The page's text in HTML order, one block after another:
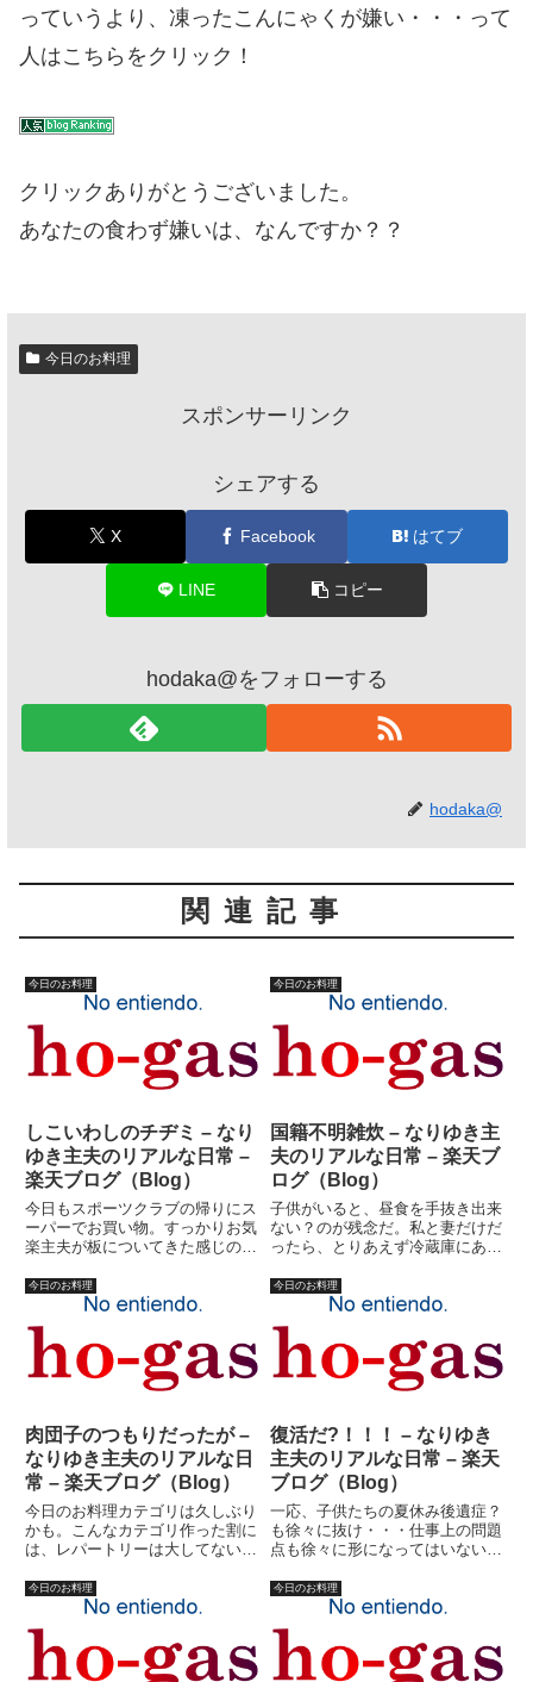
っていうより、凍ったこんにゃくが嫌い・・・って
人はこちらをクリック！
クリックありがとうございました。
あなたの食わず嫌いは、なんですか？？
今日のお料理
スポンサーリンク
シェアする
X Facebook はてブ
LINE コピー
hodaka@をフォローする
hodaka@
関連記事
今日のお料理
しこいわしのチヂミ – なり
ゆき主夫のリアルな日常 –
楽天ブログ（Blog）
今日もスポーツクラブの帰りにス
ーパーでお買い物。すっかりお気
楽主夫が板についてきた感じの今
のレパートリーは少ない。魚は苦
手だ。高いし。魚コーナーで買え
るものはサンマ、サバ、いわしな
ど。ようするに、焼魚しか出来
な...
今日のお料理
国籍不明雑炊 – なりゆき主
夫のリアルな日常 – 楽天ブ
ログ（Blog）
子供がいると、昼食を手抜き出来
ない？のが残念だ。私と妻だけだ
ったら、とりあえず冷蔵庫にある
応、栄養バランスのようなものを
考えたりする。かといって、午前
中買い物をするのも面倒なのであ
る。冷蔵庫を見ると、なんとな
く...
今日のお料理
肉団子のつもりだったが –
なりゆき主夫のリアルな日
常 – 楽天ブログ（Blog）
今日のお料理カテゴリは久しぶり
かも。こんなカテゴリ作った割に
は、レパートリーは大してないの
保守的な男である。新しいレパー
トリーを増やすつもりが、ないの
だ。トマト料理は、作れない。炊
き込みご飯は、作れない。煮物
は...
今日のお料理
復活だ?！！！ – なりゆき
主夫のリアルな日常 – 楽天
ブログ（Blog）
一応、子供たちの夏休み後遺症？
も徐々に抜け・・・仕事上の問題
点も徐々に形になってはいない
メージ出来るかも、という辺りま
ではなんとか。徐々に復活しつつ
あるということです。まさ
に・・・吉野家１日全国１００万
食限定復...
今日のお料理 今日のお料理